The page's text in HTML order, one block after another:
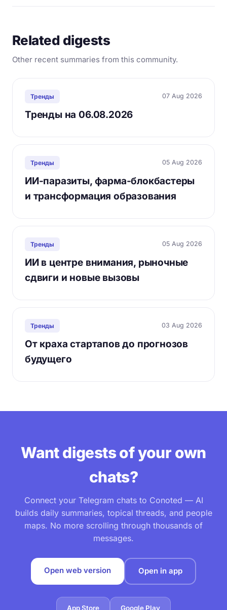
Related digests
Other recent summaries from this community.
Тренды 07 Aug 2026
Тренды на 06.08.2026
Тренды 05 Aug 2026
ИИ-паразиты, фарма-блокбастеры
и трансформация образования
Тренды 05 Aug 2026
ИИ в центре внимания, рыночные
сдвиги и новые вызовы
Тренды 03 Aug 2026
От краха стартапов до прогнозов
будущего
Want digests of your own
chats?
Connect your Telegram chats to Conoted — AI
builds daily summaries, topical threads, and people
maps. No more scrolling through thousands of
messages.
Open web version Open in app
App Store Google Play